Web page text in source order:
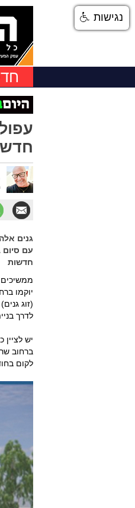
גנים
חדשות
יוקמו
(זוג
לדרך
יש
ברחוב
לקום
נגישות